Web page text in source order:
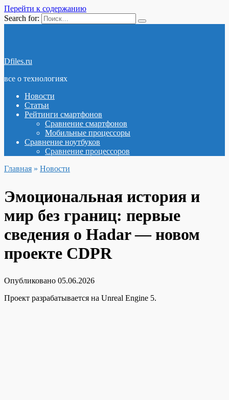
Перейти к содержанию
Search for:
Dfiles.ru
все о технологиях
Новости
Статьи
Рейтинги смартфонов
Сравнение смартфонов
Мобильные процессоры
Сравнение ноутбуков
Сравнение процессоров
Главная » Новости
Эмоциональная история и
мир без границ: первые
сведения о Hadar — новом
проекте CDPR
Опубликовано 05.06.2026
Проект разрабатывается на Unreal Engine 5.